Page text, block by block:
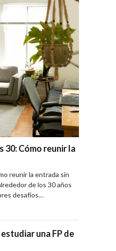
30: Cómo reunir la
reunir la entrada sin
de los 30 años
desafíos…
una FP de